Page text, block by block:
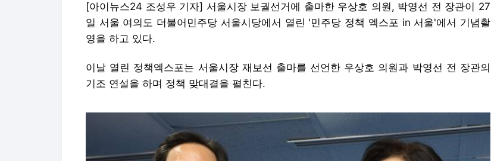
[아이뉴스24 조성우 기자] 서울시장 보궐선거에 출마한 우상호 의원, 박영선 전 장관이 27
일 서울 여의도 더불어민주당 서울시당에서 열린 '민주당 정책 엑스포 in 서울'에서 기념촬
영을 하고 있다.
이날 열린 정책엑스포는 서울시장 재보선 출마를 선언한 우상호 의원과 박영선 전 장관의
기조 연설을 하며 정책 맞대결을 펼친다.